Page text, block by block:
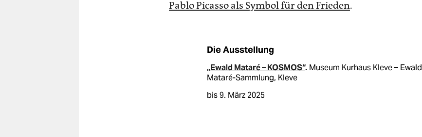
Pablo Picasso als Symbol für den Frieden.
Die Ausstellung
„Ewald Mataré – KOSMOS“.Museum Kurhaus Kleve – Ewald
Mataré-Sammlung, Kleve
bis 9. März 2025